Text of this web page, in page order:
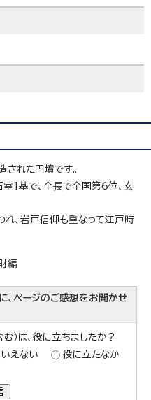
れた円墳です。
1基で、全長で全国第6位、玄
れ、岩戸信仰も重なって江戸時
編
、ページのご感想をお聞かせ
）は、役に立ちましたか？
えない
役に立たなか